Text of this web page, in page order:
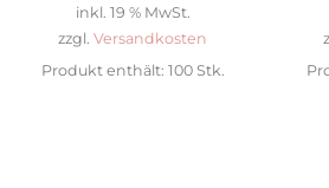
inkl. 19 % MwSt.
zzgl. Versandkosten
Produkt enthält: 100 Stk.